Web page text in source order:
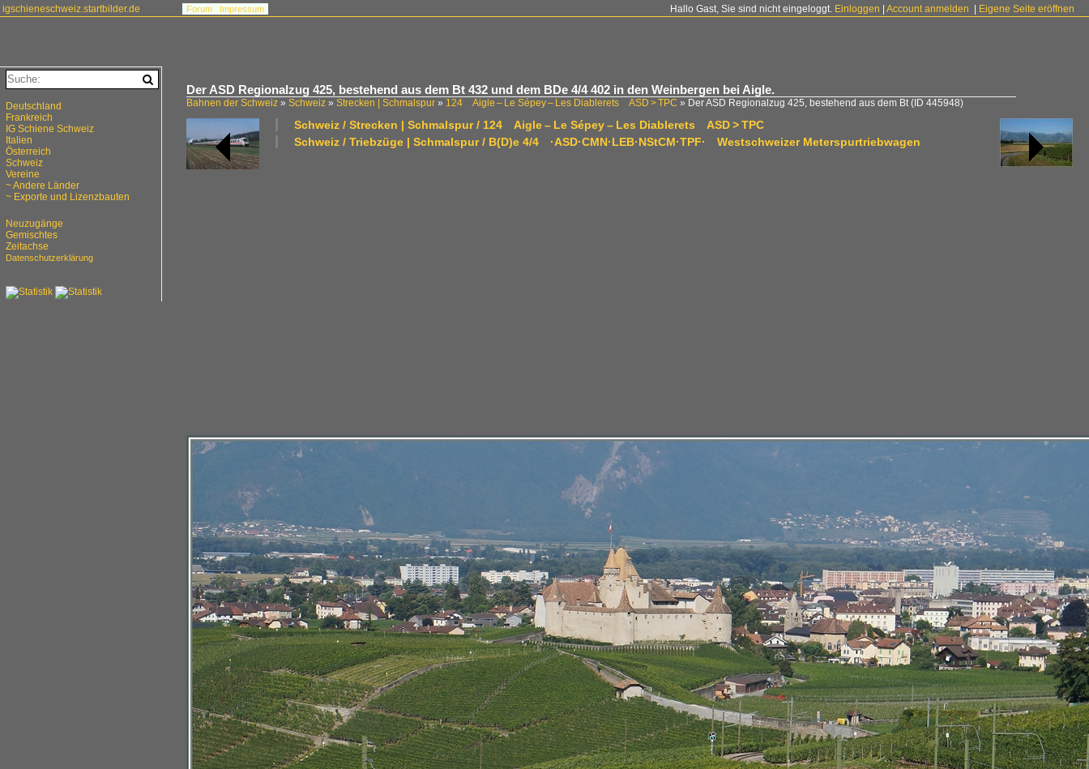
igschieneschweiz.startbilder.de Hallo Gast, Sie sind nicht eingeloggt. Einloggen Account anmelden Eigene Seite eröffnen
Forum Impressum
Der ASD Regionalzug 425, bestehend aus dem Bt 432 und dem BDe 4/4 402 in den Weinbergen bei Aigle.
Bahnen der Schweiz » Schweiz » Strecken | Schmalspur » 124 Aigle – Le Sépey – Les Diablerets ASD > TPC » Der ASD Regionalzug 425, bestehend aus dem Bt(ID 445948)
Schweiz / Strecken | Schmalspur / 124 Aigle – Le Sépey – Les Diablerets ASD > TPC
Schweiz / Triebzüge | Schmalspur / B(D)e 4/4 ·ASD·CMN·LEB·NStCM·TPF· Westschweizer Meterspurtriebwagen
Deutschland
Frankreich
IG Schiene Schweiz
Italien
Österreich
Schweiz
Vereine
~ Andere Länder
~ Exporte und Lizenzbauten
Neuzugänge
Gemischtes
Zeitachse
Datenschutzerklärung